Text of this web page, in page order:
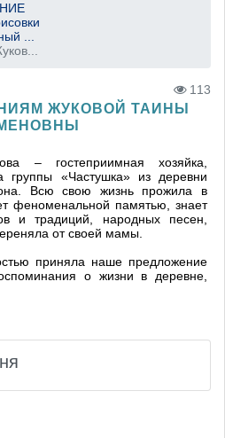
...
113
ЖУКОВОЙ ТАИНЫ
– гостеприимная хозяйка,
группы «Частушка» из деревни
Всю свою жизнь прожила в
феноменальной памятью, знает
и традиций, народных песен,
от своей мамы.
приняла наше предложение
о жизни в деревне,